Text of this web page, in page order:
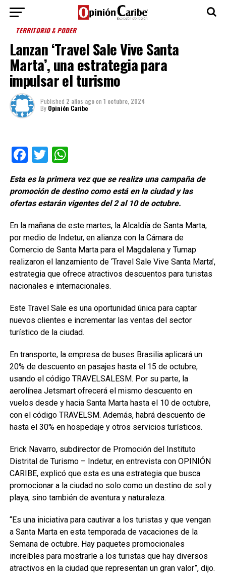
TERRITORIO & PODER
Lanzan ‘Travel Sale Vive Santa
Marta’, una estrategia para
impulsar el turismo
Published 2 años agoon 1 octubre, 2024
By Opinión Caribe
Facebook
TwitterWhatsApp
Esta es la primera vez que se realiza una campaña de
promoción de destino como está en la ciudad y las
ofertas estarán vigentes del 2 al 10 de octubre.
En la mañana de este martes, la Alcaldía de Santa Marta,
por medio de Indetur, en alianza con la Cámara de
Comercio de Santa Marta para el Magdalena y Tumap
realizaron el lanzamiento de ‘Travel Sale Vive Santa Marta’,
estrategia que ofrece atractivos descuentos para turistas
nacionales e internacionales.
Este Travel Sale es una oportunidad única para captar
nuevos clientes e incrementar las ventas del sector
turístico de la ciudad.
En transporte, la empresa de buses Brasilia aplicará un
20% de descuento en pasajes hasta el 15 de octubre,
usando el código TRAVELSALESM. Por su parte, la
aerolínea Jetsmart ofrecerá el mismo descuento en
vuelos desde y hacia Santa Marta hasta el 10 de octubre,
con el código TRAVELSM. Además, habrá descuento de
hasta el 30% en hospedaje y otros servicios turísticos.
Erick Navarro, subdirector de Promoción del Instituto
Distrital de Turismo – Indetur, en entrevista con OPINIÓN
CARIBE, explicó que esta es una estrategia que busca
promocionar a la ciudad no solo como un destino de sol y
playa, sino también de aventura y naturaleza.
“Es una iniciativa para cautivar a los turistas y que vengan
a Santa Marta en esta temporada de vacaciones de la
Semana de octubre. Hay paquetes promocionales
increíbles para mostrarle a los turistas que hay diversos
atractivos en la ciudad que representan un gran valor”, dijo.